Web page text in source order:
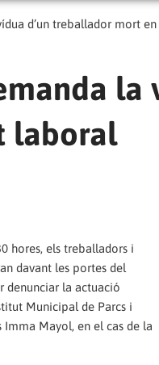
d’un treballador mort
laboral
hores, els treballadors i
davant les portes del
denunciar la actuació
Municipal de Parcs i
Imma Mayol, en el cas de la